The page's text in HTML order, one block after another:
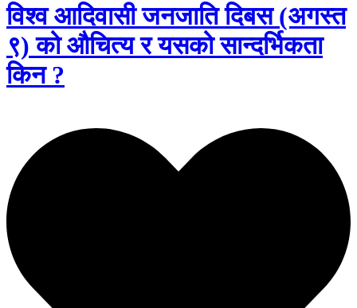
विश्व आदिवासी जनजाति दिबस (अगस्त
९) को औचित्य र यसको सान्दर्भिकता
किन ?